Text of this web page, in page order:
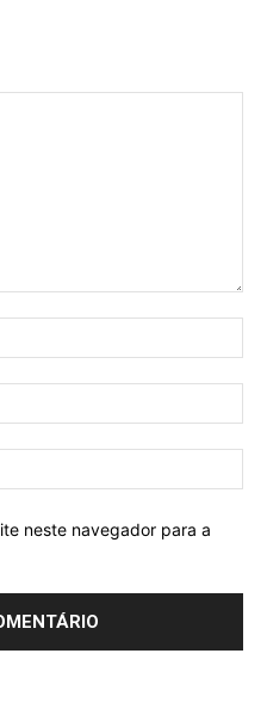
neste navegador para a